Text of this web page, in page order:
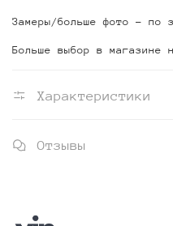
Замеры/больше фото - по
Больше выбор в магазине
Характеристики
Отзывы